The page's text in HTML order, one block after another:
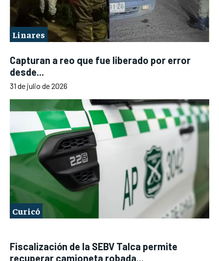
Linares
Capturan a reo que fue liberado por error
desde...
31 de julio de 2026
Curicó
Fiscalización de la SEBV Talca permite
recuperar camioneta robada...